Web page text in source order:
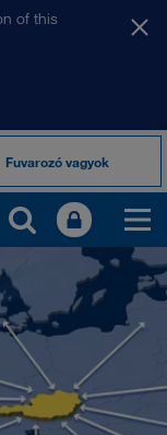
of this
Fuvarozó vagyok